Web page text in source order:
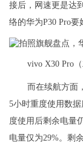
接后，网速更是达
络的华为P30 Pro要
vivo X30 Pro
而在续航方面
5小时重度使用数
度使用后剩余电量
电量仅为29%。剩